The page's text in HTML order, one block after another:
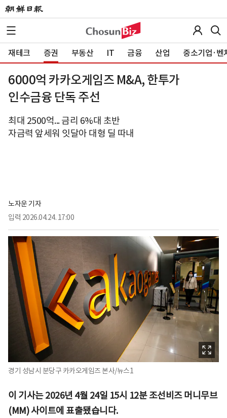
재테크 증권 부동산 IT 금융 산업 중소기업·벤
6000억 카카오게임즈 M&A, 한투가
인수금융 단독 주선
최대 2500억... 금리 6%대 초반
자금력 앞세워 잇달아 대형 딜 따내
노자운 기자
입력 2026.04.24. 17:00
경기 성남시 분당구 카카오게임즈 본사/뉴스1
이 기사는 2026년 4월 24일 15시 12분 조선비즈 머니무브
(MM) 사이트에 표출됐습니다.